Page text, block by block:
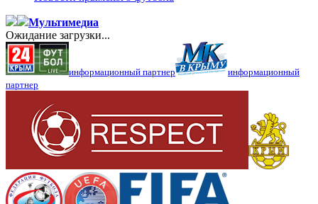
Мультимедиа
Ожидание загрузки...
информационный партнер
информационный
партнер